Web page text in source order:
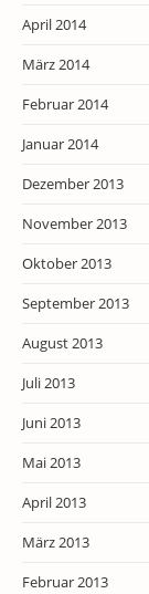
April 2014
März 2014
Februar 2014
Januar 2014
Dezember 2013
November 2013
Oktober 2013
September 2013
August 2013
Juli 2013
Juni 2013
Mai 2013
April 2013
März 2013
Februar 2013